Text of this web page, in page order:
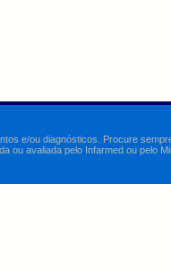
e/ou diagnósticos. Procure
avaliada pelo Infarmed ou pelo